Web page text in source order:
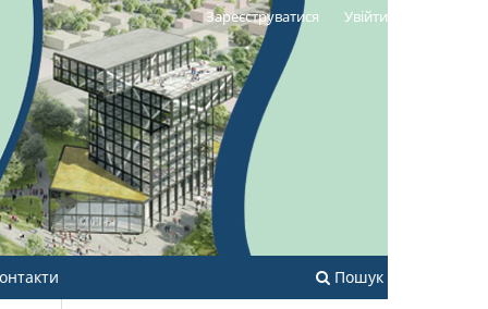
Пошук
Зареєструватися Увійти